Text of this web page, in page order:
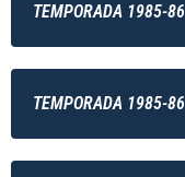
TEMPORADA 1985-86
TEMPORADA 1985-86